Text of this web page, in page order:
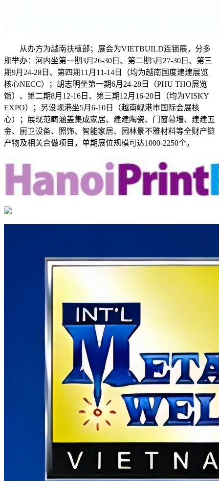
从办方为越南扶植部；展会为VIETBUILD连锁展，分多
期举办：河内坐第一期3月26-30日、第二期5月27-30日、第三
期9月24-28日、第四期11月11-14日（均为越南国度建建展览
核心NECC）；胡志明坐第一期6月24-28日（PHU THO展览
馆）、第二期8月12-16日、第三期12月16-20日（均为VISKY
EXPO）；另设岘港坐5月6-10日（越南岘港市国际会展核
心）；展现范畴涵盖集成家居、建建陶瓷、门窗幕墙、建建五
金、厨卫设备、照饰、智能家居、园林景不雅材料等全财产链
产物及相关合做项目，单期展位规模可达1000-2250个。